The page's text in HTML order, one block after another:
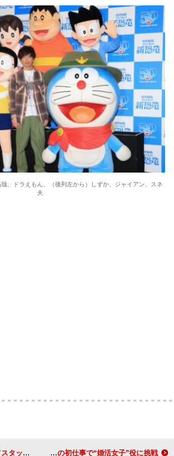
哉、ドラえもん、（後列左から）しずか、ジャイアン、スネ
夫
場だったので」 水川あさみ「新婚ですみませんと頭を下げた」 結婚後の初仕事で“婚活女子”役に挑戦